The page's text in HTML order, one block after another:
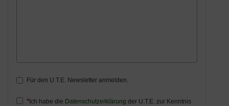
Für den U.T.E. Newsletter anmelden.
Ich habe die Datenschutzerklärung der U.T.E. zur Kenntnis